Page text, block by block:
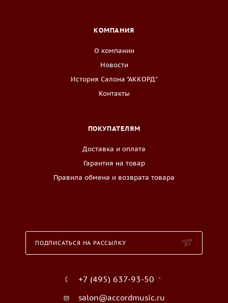
КОМПАНИЯ
О компании
Новости
История Салона "АККОРД"
Контакты
ПОКУПАТЕЛЯМ
Доставка и оплата
Гарантия на товар
Правила обмена и возврата товара
ПОДПИСАТЬСЯ НА РАССЫЛКУ
+7 (495) 637-93-50
salon@accordmusic.ru